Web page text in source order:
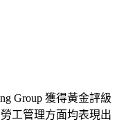
Group 獲得黃金評級
工管理方面均表現出